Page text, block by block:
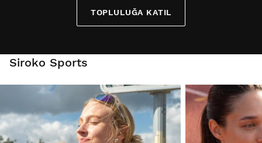
TOPLULUĞA KATIL
Siroko Sports